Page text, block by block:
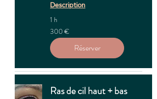
Description
1 h
300
euros
300 €
Réserver
Ras de cil haut + bas